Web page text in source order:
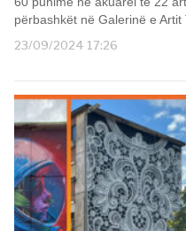
përbashkët në Galerinë e
23/09/2024 17:26